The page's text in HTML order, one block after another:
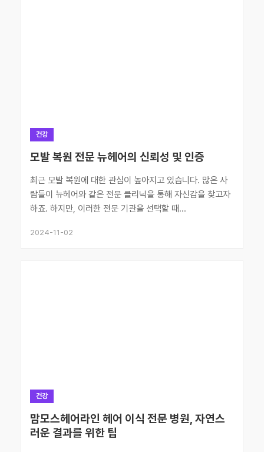
건강
모발 복원 전문 뉴헤어의 신뢰성 및 인증
최근 모발 복원에 대한 관심이 높아지고 있습니다. 많은 사
람들이 뉴헤어와 같은 전문 클리닉을 통해 자신감을 찾고자
하죠. 하지만, 이러한 전문 기관을 선택할 때...
2024-11-02
건강
맘모스헤어라인 헤어 이식 전문 병원, 자연스
러운 결과를 위한 팁